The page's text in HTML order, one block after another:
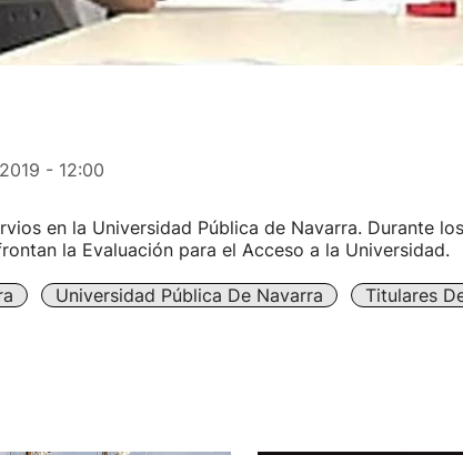
- 12:00
en la Universidad Pública de Navarra. Durante
la Evaluación para el Acceso a la Universidad.
Universidad Pública De Navarra
Titulares